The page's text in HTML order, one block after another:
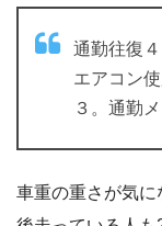
通勤往復
エアコン
３。通勤
車重の重さが気